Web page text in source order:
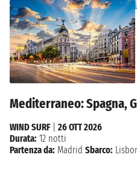
Mediterraneo: Spagna,
WIND SURF| 26 OTT 2026
Durata: 12 notti
Partenza da: Madrid Sbarco: